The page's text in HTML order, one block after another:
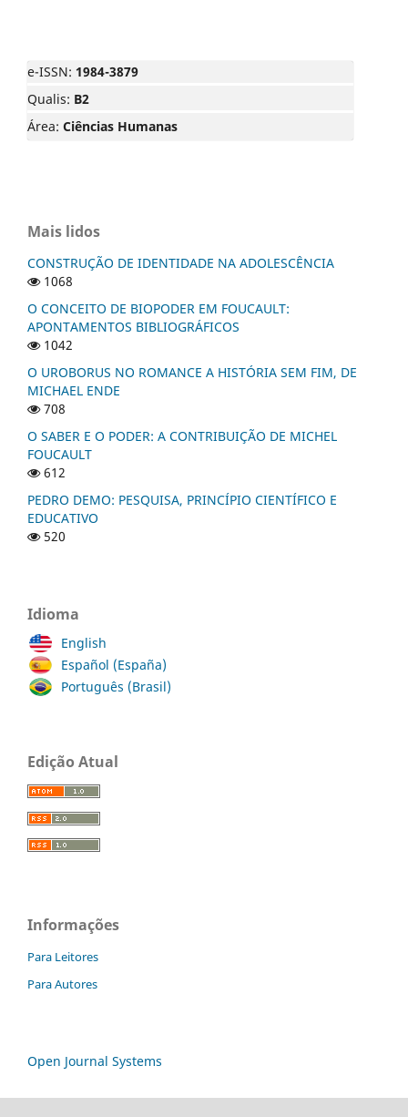
e-ISSN: 1984-3879
Qualis: B2
Área: Ciências Humanas
Mais lidos
CONSTRUÇÃO DE IDENTIDADE NA ADOLESCÊNCIA
1068
O CONCEITO DE BIOPODER EM FOUCAULT:
APONTAMENTOS BIBLIOGRÁFICOS
1042
O UROBORUS NO ROMANCE A HISTÓRIA SEM FIM, DE
MICHAEL ENDE
708
O SABER E O PODER: A CONTRIBUIÇÃO DE MICHEL
FOUCAULT
612
PEDRO DEMO: PESQUISA, PRINCÍPIO CIENTÍFICO E
EDUCATIVO
520
Idioma
English
Español (España)
Português (Brasil)
Edição Atual
Informações
Para Leitores
Para Autores
Open Journal Systems